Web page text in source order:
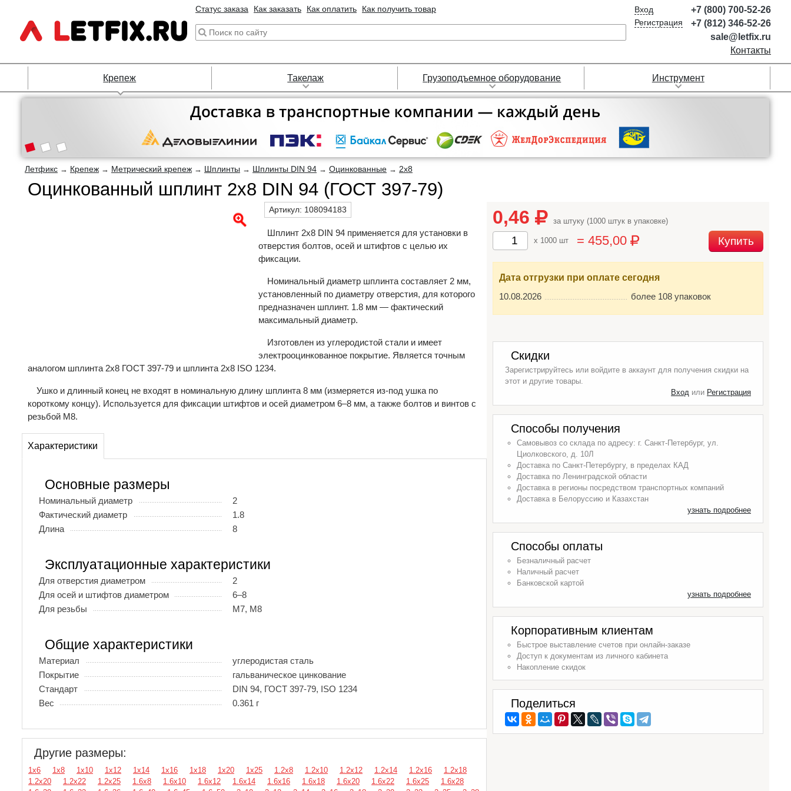
Статус заказа Как заказать Как оплатить Как получить товар
Вход
Регистрация
+7 (800) 700-52-26
+7 (812) 346-52-26
sale@letfix.ru
Контакты
Крепеж Такелаж Грузоподъемное оборудование Инструмент
Летфикс → Крепеж → Метрический крепеж → Шплинты → Шплинты DIN 94 → Оцинкованные → 2х8
Оцинкованный шплинт 2х8 DIN 94 (ГОСТ 397-79)
Артикул: 108094183
Шплинт 2х8 DIN 94 применяется для установки в
отверстия болтов, осей и штифтов с целью их
фиксации.
Номинальный диаметр шплинта составляет 2 мм,
установленный по диаметру отверстия, для которого
предназначен шплинт. 1.8 мм — фактический
максимальный диаметр.
Изготовлен из углеродистой стали и имеет
электрооцинкованное покрытие. Является точным
аналогом шплинта 2х8 ГОСТ 397-79 и шплинта 2х8 ISO 1234.
Ушко и длинный конец не входят в номинальную длину шплинта 8 мм (измеряется из-под ушка по
короткому концу). Используется для фиксации штифтов и осей диаметром 6–8 мм, а также болтов и винтов с
резьбой М8.
Характеристики
Основные размеры
Номинальный диаметр
2
Фактический диаметр
1.8
Длина
8
Эксплуатационные характеристики
Для отверстия диаметром
2
Для осей и штифтов диаметром
6–8
Для резьбы
М7, М8
Общие характеристики
Материал
углеродистая сталь
Покрытие
гальваническое цинкование
Стандарт
DIN 94, ГОСТ 397-79, ISO 1234
Вес
0.361 г
Другие размеры:
1х6 1х8 1х10 1х12 1х14 1х16 1х18 1х20 1х25 1.2х8 1.2х10 1.2х12 1.2х14 1.2х16
1.2х18
1.2х20
1.2х22 1.2х25 1.6х8 1.6х10 1.6х12 1.6х14 1.6х16 1.6х18 1.6х20 1.6х22 1.6х25
1.6х28
0,46 за штуку (1000 штук в упаковке)
x 1000 шт = 455,00 Купить
Дата отгрузки при оплате сегодня
10.08.2026
более 108 упаковок
Скидки
Зарегистрируйтесь или войдите в аккаунт для получения скидки на
этот и другие товары.
Вход или Регистрация
Способы получения
Самовывоз со склада по адресу: г. Санкт-Петербург, ул.
Циолковского, д. 10Л
Доставка по Санкт-Петербургу, в пределах КАД
Доставка по Ленинградской области
Доставка в регионы посредством транспортных компаний
Доставка в Белоруссию и Казахстан
узнать подробнее
Способы оплаты
Безналичный расчет
Наличный расчет
Банковской картой
узнать подробнее
Корпоративным клиентам
Быстрое выставление счетов при онлайн-заказе
Доступ к документам из личного кабинета
Накопление скидок
Поделиться